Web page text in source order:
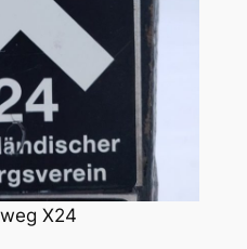
X24